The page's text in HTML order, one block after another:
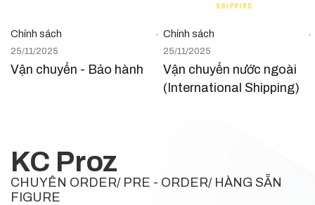
Chính sách
25/11/2025
Vận chuyển - Bảo hành
Chính sách
25/11/2025
Vận chuyển nước ngoài
(International Shipping)
KC Proz
CHUYÊN ORDER/ PRE - ORDER/ HÀNG SẴN
FIGURE